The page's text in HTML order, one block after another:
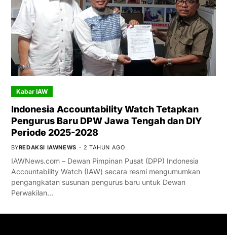
Kabar IAW
Indonesia Accountability Watch Tetapkan
Pengurus Baru DPW Jawa Tengah dan DIY
Periode 2025-2028
BYREDAKSI IAWNEWS 2 TAHUN AGO
IAWNews.com – Dewan Pimpinan Pusat (DPP) Indonesia
Accountability Watch (IAW) secara resmi mengumumkan
pengangkatan susunan pengurus baru untuk Dewan
Perwakilan…